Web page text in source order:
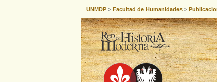
UNMDP > Facultad de Humanidades >